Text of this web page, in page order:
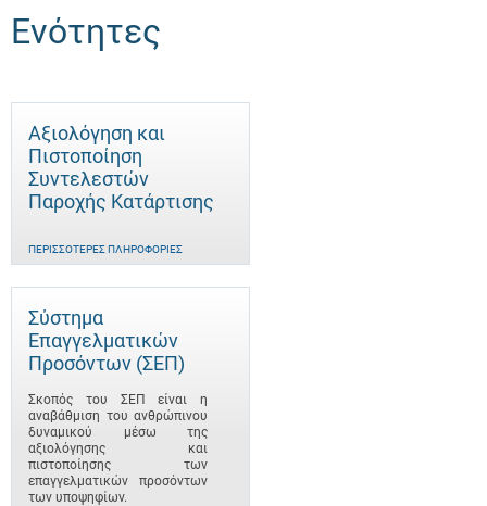
Ενότητες
Αξιολόγηση και
Πιστοποίηση
Συντελεστών
Παροχής Κατάρτισης
ΠΕΡΙΣΣΌΤΕΡΕΣ ΠΛΗΡΟΦΟΡΊΕΣ
Σύστημα
Επαγγελματικών
Προσόντων (ΣΕΠ)
Σκοπός του ΣΕΠ είναι η
αναβάθμιση του ανθρώπινου
δυναμικού μέσω της
αξιολόγησης και
πιστοποίησης των
επαγγελματικών προσόντων
των υποψηφίων.